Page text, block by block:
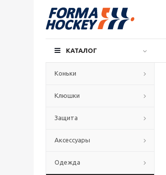
КАТАЛОГ
Коньки
Клюшки
Защита
Аксессуары
Одежда